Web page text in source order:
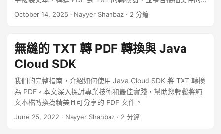
OCR 功能——這一切都通過單一的 REST API 實現。
October 14, 2025 · Nayyer Shahbaz · 2 分鐘
無縫的 TXT 轉 PDF 轉換與 Java
Cloud SDK
我們的完整指南，介紹如何使用 Java Cloud SDK 將 TXT 轉換
為 PDF。本文深入探討專業技術和最佳實踐，幫助您輕鬆將純
文本檔轉換為精美且可分享的 PDF 文件。
June 25, 2022 · Nayyer Shahbaz · 2 分鐘